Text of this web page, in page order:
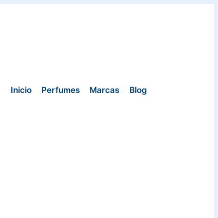
Inicio Perfumes Marcas Blog